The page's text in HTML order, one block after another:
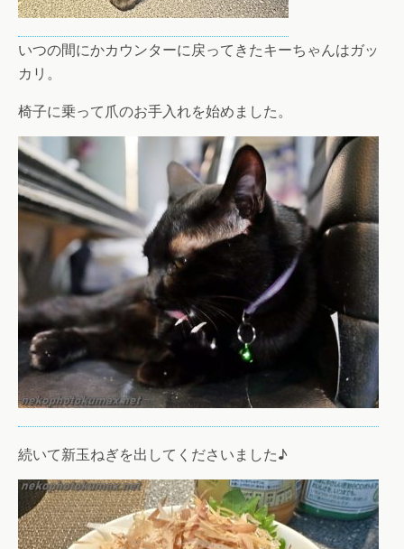
いつの間にかカウンターに戻ってきたキーちゃんはガッ
カリ。
椅子に乗って爪のお手入れを始めました。
続いて新玉ねぎを出してくださいました♪